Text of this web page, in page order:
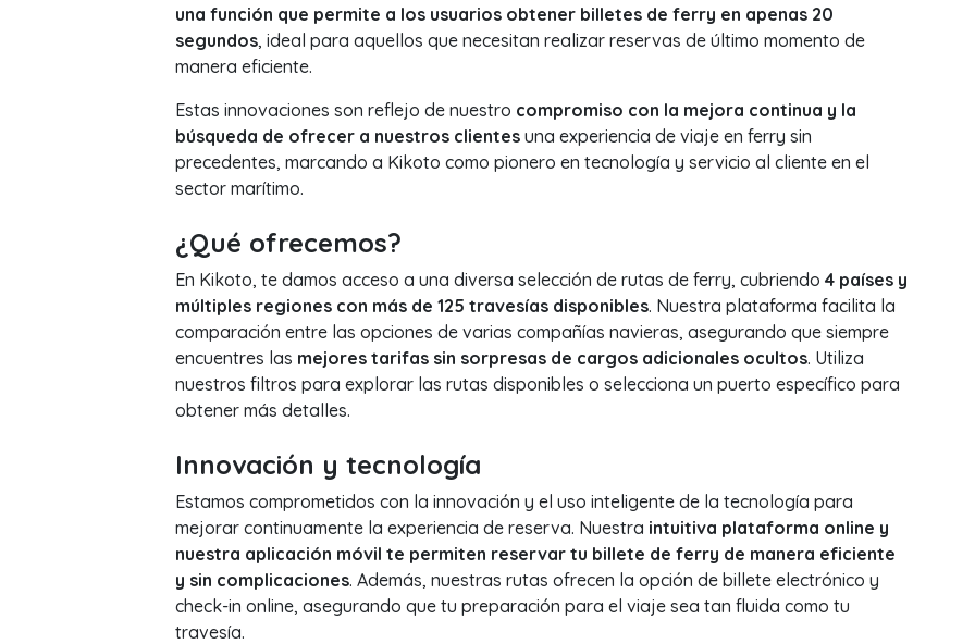
una función que permite a los usuarios obtener billetes de ferry en apenas 20
segundos, ideal para aquellos que necesitan realizar reservas de último momento de
manera eficiente.
Estas innovaciones son reflejo de nuestro compromiso con la mejora continua y la
búsqueda de ofrecer a nuestros clientesuna experiencia de viaje en ferry sin
precedentes, marcando a Kikoto como pionero en tecnología y servicio al cliente en el
sector marítimo.
¿Qué ofrecemos?
En Kikoto, te damos acceso a una diversa selección de rutas de ferry, cubriendo 4 países y
múltiples regiones con más de 125 travesías disponibles. Nuestra plataforma facilita la
comparación entre las opciones de varias compañías navieras, asegurando que siempre
encuentres las mejores tarifas sin sorpresas de cargos adicionales ocultos. Utiliza
nuestros filtros para explorar las rutas disponibles o selecciona un puerto específico para
obtener más detalles.
Innovación y tecnología
Estamos comprometidos con la innovación y el uso inteligente de la tecnología para
mejorar continuamente la experiencia de reserva. Nuestra intuitiva plataforma online y
nuestra aplicación móvil te permiten reservar tu billete de ferry de manera eficiente
y sin complicaciones. Además, nuestras rutas ofrecen la opción de billete electrónico y
check-in online, asegurando que tu preparación para el viaje sea tan fluida como tu
travesía.